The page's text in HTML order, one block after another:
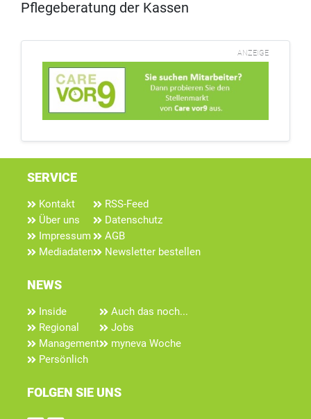
Pflegeberatung der Kassen
ANZEIGE
SERVICE
Kontakt
Über uns
Impressum
Mediadaten
RSS-Feed
Datenschutz
AGB
Newsletter bestellen
NEWS
Inside
Regional
Management
Persönlich
Auch das noch...
Jobs
myneva Woche
FOLGEN SIE UNS